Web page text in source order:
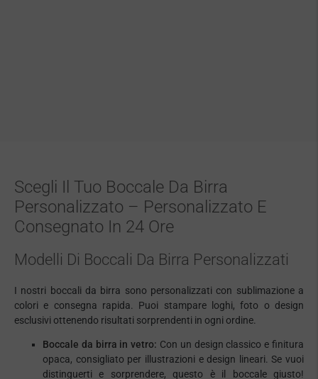
Scegli Il Tuo Boccale Da Birra
Personalizzato – Personalizzato E
Consegnato In 24 Ore
Modelli Di Boccali Da Birra Personalizzati
I nostri boccali da birra sono personalizzati con sublimazione a
colori e consegna rapida. Puoi stampare loghi, foto o design
esclusivi ottenendo risultati sorprendenti in ogni ordine.
Boccale da birra in vetro: Con un design classico e finitura
opaca, consigliato per illustrazioni e design lineari. Se vuoi
distinguerti e sorprendere, questo è il boccale giusto!